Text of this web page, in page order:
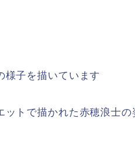
様子を描いています
トで描かれた赤穂浪士の